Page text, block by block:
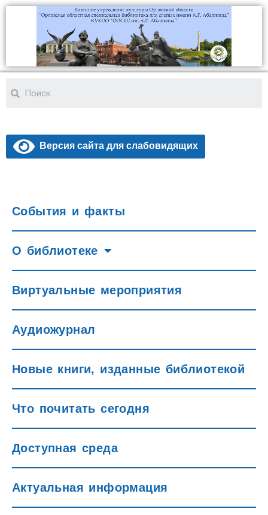
Версия сайта для слабовидящих
События и факты
О библиотеке
Виртуальные мероприятия
Аудиожурнал
Новые книги, изданные библиотекой
Что почитать сегодня
Доступная среда
Актуальная информация